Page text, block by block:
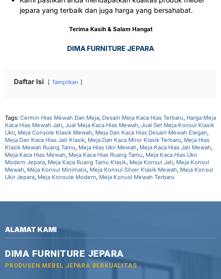
jepara yang terbaik dan juga harga yang bersahabat.
Terima Kasih & Salam Hangat
DIMA FURNITURE JEPARA
Daftar Isi Tampilkan
Tags: Cermin Hias Mewah Dan Meja, Desain Meja Kaca Hias Terbaru, Harga Meja
Kaca Hias Mewah Jati, Jual Meja Kaca Hias Mewah, Jual Set Meja Konsul Klasik
Ukir, Meja Console Klasik Mewah, Meja Dan Kaca Hias Desain Mewah Elegan,
Meja Dan Kaca Hias Jati Klasik, Meja Dan Kaca Miror Klasik Terbaru, Meja Hias
Klasik Mewah Ruang Tamu, Meja Hias Ukir Mewah, Meja Kaca Hias Jati Mewah,
Meja Kaca Hias Mewah, Meja Kaca Hias Ruang Tamu, Meja Kaca Hias Ukir
Modern Jepara, Meja Kaca Ruang Tamu Klasik, Meja Konsul Jati, Meja Konsul
Mewah, Meja Konsul Minimalis, Meja Konsul Silver Klasik Mewah, Meja Konsul
Ukir Jepara, Meja Konsule Modern, Meja Konusl Mewah Terbaru
ALAMAT KAMI
DIMA FURNITURE JEPARA
PRODUSEN MEBEL JEPARA BERKUALITAS